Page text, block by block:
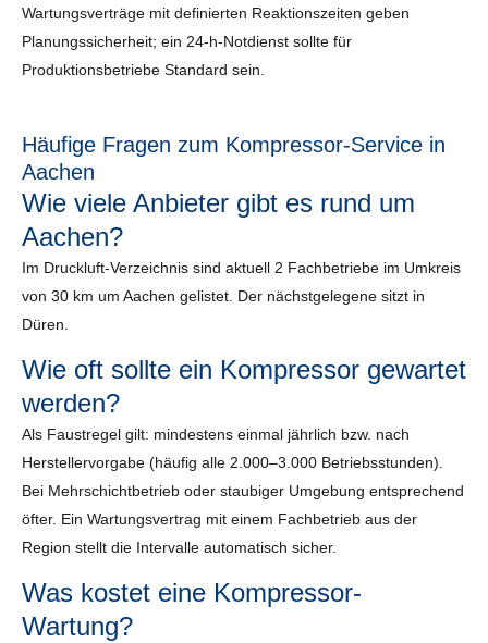
Wartungsverträge mit definierten Reaktionszeiten geben
Planungssicherheit; ein 24-h-Notdienst sollte für
Produktionsbetriebe Standard sein.
Häufige Fragen zum Kompressor-Service in
Aachen
Wie viele Anbieter gibt es rund um
Aachen?
Im Druckluft-Verzeichnis sind aktuell 2 Fachbetriebe im Umkreis
von 30 km um Aachen gelistet. Der nächstgelegene sitzt in
Düren.
Wie oft sollte ein Kompressor gewartet
werden?
Als Faustregel gilt: mindestens einmal jährlich bzw. nach
Herstellervorgabe (häufig alle 2.000–3.000 Betriebsstunden).
Bei Mehrschichtbetrieb oder staubiger Umgebung entsprechend
öfter. Ein Wartungsvertrag mit einem Fachbetrieb aus der
Region stellt die Intervalle automatisch sicher.
Was kostet eine Kompressor-
Wartung?